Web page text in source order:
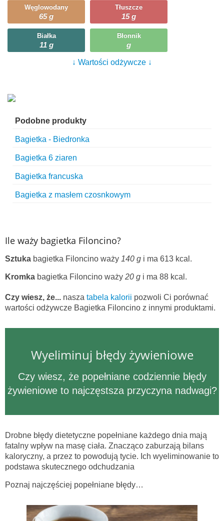
Węglowodany
65 g
Tłuszcze
15 g
Białka
11 g
Błonnik
g
↓ Wartości odżywcze ↓
Podobne produkty
Bagietka - Biedronka
Bagietka 6 ziaren
Bagietka francuska
Bagietka z masłem czosnkowym
Ile waży bagietka Filoncino?
Sztuka bagietka Filoncino waży 140 g i ma 613 kcal.
Kromka bagietka Filoncino waży 20 g i ma 88 kcal.
Czy wiesz, że... nasza tabela kalorii pozwoli Ci porównać
wartości odżywcze Bagietka Filoncino z innymi produktami.
Wyeliminuj błędy żywieniowe
Czy wiesz, że popełniane codziennie błędy
żywieniowe to najczęstsza przyczyna nadwagi?
Drobne błędy dietetyczne popełniane każdego dnia mają
fatalny wpływ na masę ciała. Znacząco zaburzają bilans
kaloryczny, a przez to powodują tycie. Ich wyeliminowanie to
podstawa skutecznego odchudzania
Poznaj najczęściej popełniane błędy…